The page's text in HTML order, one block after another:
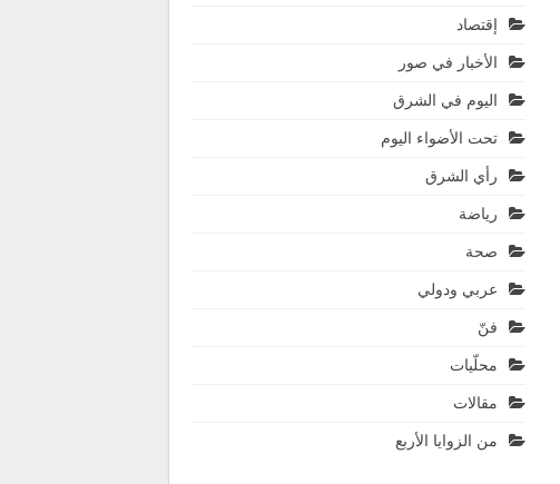
إقتصاد
الأخبار في صور
اليوم في الشرق
تحت الأضواء اليوم
رأي الشرق
رياضة
صحة
عربي ودولي
فنّ
محلّيات
مقالات
من الزوايا الأربع